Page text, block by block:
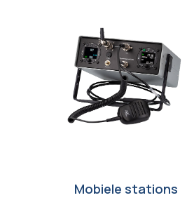
Mobiele stations